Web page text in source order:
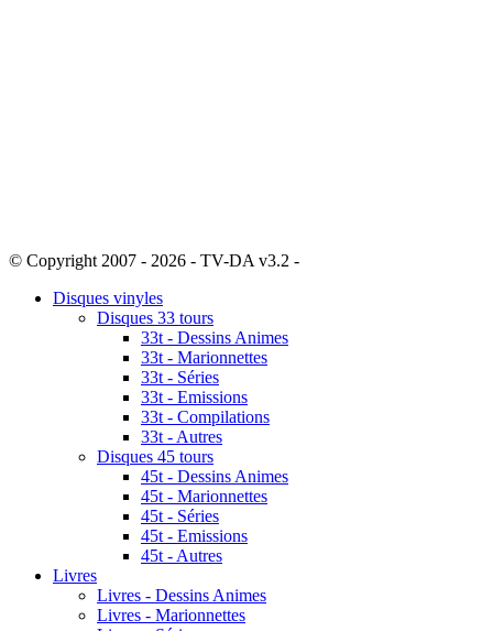
© Copyright 2007 - 2026 - TV-DA v3.2 -
Disques vinyles
Disques 33 tours
33t - Dessins Animes
33t - Marionnettes
33t - Séries
33t - Emissions
33t - Compilations
33t - Autres
Disques 45 tours
45t - Dessins Animes
45t - Marionnettes
45t - Séries
45t - Emissions
45t - Autres
Livres
Livres - Dessins Animes
Livres - Marionnettes